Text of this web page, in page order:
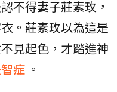
不得妻子莊素玫，
。莊素玫以為這是
見起色，才踏進神
症 。